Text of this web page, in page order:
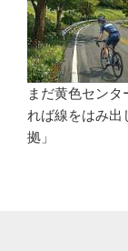
まだ黄色セン
れば線をはみ出
拠」